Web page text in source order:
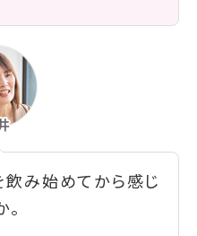
飲み始めてから感じ